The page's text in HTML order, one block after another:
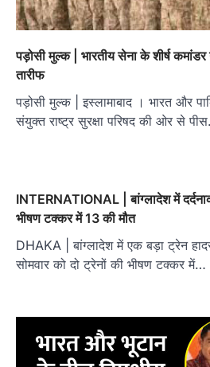
पड़ोसी मुल्क | भारतीय सेना के शीर्ष
तारीफ
पड़ोसी मुल्क | इस्लामाबाद । भारत और
संयुक्त राष्ट्र सुरक्षा परिषद की ओर से
INTERNATIONAL | बांग्लादेश में
भीषण टक्कर में 13 की मौत
DHAKA | बांग्लादेश में एक बड़ा ट्रेन
सोमवार को दो ट्रेनों की भीषण टक्कर में…